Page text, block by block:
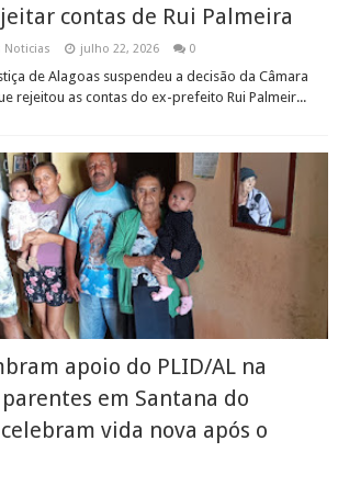
contas de Rui Palmeira
Noticias julho 22, 2026 0
de Alagoas suspendeu a decisão da Câmara
rejeitou as contas do ex-prefeito Rui Palmeir...
apoio do PLID/AL na
em Santana do
vida nova após o